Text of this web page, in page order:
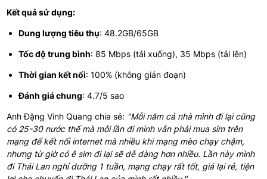
Kết quả sử dụng:
Dung lượng tiêu thụ: 48.2GB/65GB
Tốc độ trung bình: 85 Mbps (tải xuống), 35 Mbps (tải lên)
Thời gian kết nối: 100% (không gián đoạn)
Đánh giá chung: 4.7/5 sao
Anh Đặng Vinh Quang chia sẻ: "Mỗi năm cả nhà mình đi lại cũng
có 25-30 nước thế mà mỗi lần đi mình vẫn phải mua sim trên
mạng để kết nối internet mà nhiều khi mạng mèo chạy chậm,
nhưng từ giờ có ê sim đi lại sẽ dễ dàng hơn nhiều. Lần này mình
đi Thái Lan nghỉ dưỡng 1 tuần, mạng chạy rất tốt, giá lại rẻ, tiện